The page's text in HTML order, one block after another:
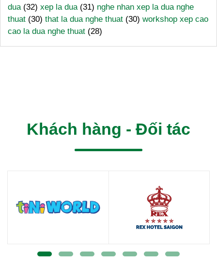
dua (32) xep la dua (31) nghe nhan xep la dua nghe
thuat (30) that la dua nghe thuat (30) workshop xep cao
cao la dua nghe thuat (28)
Khách hàng - Đối tác